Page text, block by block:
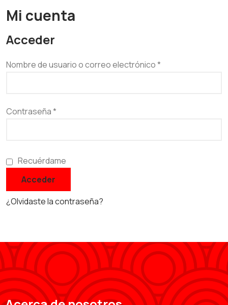
Mi cuenta
Acceder
Nombre de usuario o correo electrónico*
Contraseña*
Recuérdame
Acceder
¿Olvidaste la contraseña?